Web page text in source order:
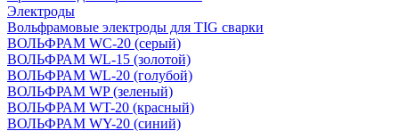
Электроды
Вольфрамовые электроды для TIG сварки
ВОЛЬФРАМ WC-20 (серый)
ВОЛЬФРАМ WL-15 (золотой)
ВОЛЬФРАМ WL-20 (голубой)
ВОЛЬФРАМ WP (зеленый)
ВОЛЬФРАМ WT-20 (красный)
ВОЛЬФРАМ WY-20 (синий)